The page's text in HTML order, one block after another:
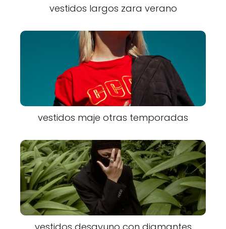
vestidos largos zara verano
vestidos maje otras temporadas